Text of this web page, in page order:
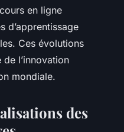
en ligne
d’apprentissage
Ces évolutions
l’innovation
mondiale.
des